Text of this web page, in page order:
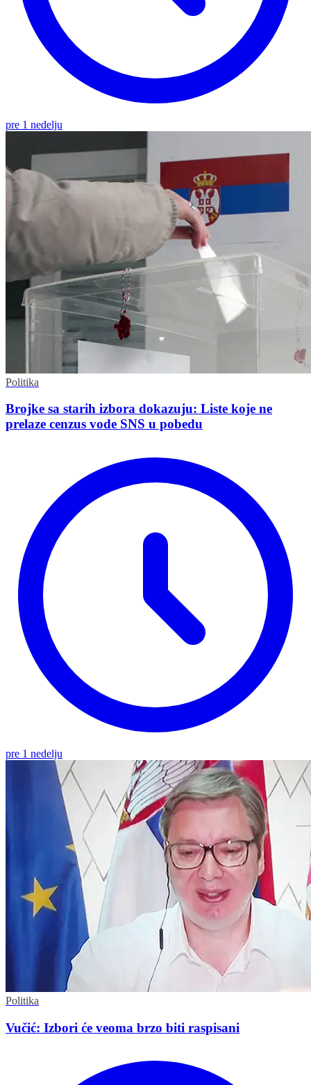
pre 1 nedelju
Politika
Brojke sa starih izbora dokazuju: Liste koje ne
prelaze cenzus vode SNS u pobedu
pre 1 nedelju
Politika
Vučić: Izbori će veoma brzo biti raspisani